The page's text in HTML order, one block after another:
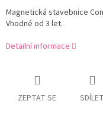
Magnetická stavebnice
Vhodné od 3 let.
Detailní informace
ZEPTAT SE SDÍLET